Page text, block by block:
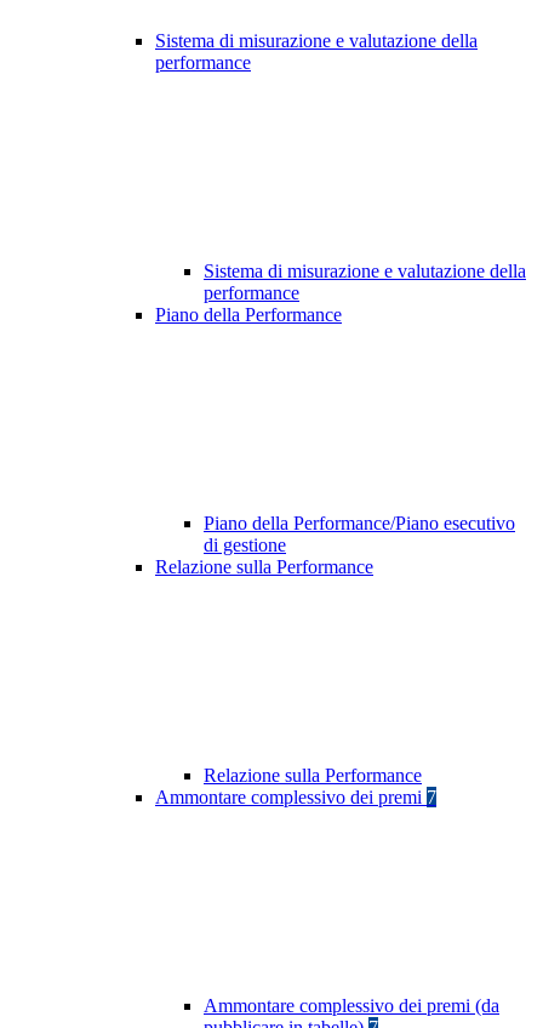
Sistema di misurazione e valutazione della
performance
Sistema di misurazione e valutazione della
performance
Piano della Performance
Piano della Performance/Piano esecutivo
di gestione
Relazione sulla Performance
Relazione sulla Performance
Ammontare complessivo dei premi 7
Ammontare complessivo dei premi (da